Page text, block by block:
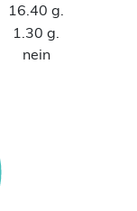
16.40 g.
1.30 g.
nein